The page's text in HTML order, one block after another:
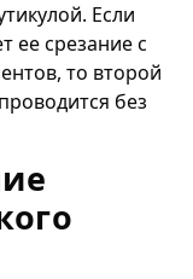
Если
ее срезание с
то второй
без